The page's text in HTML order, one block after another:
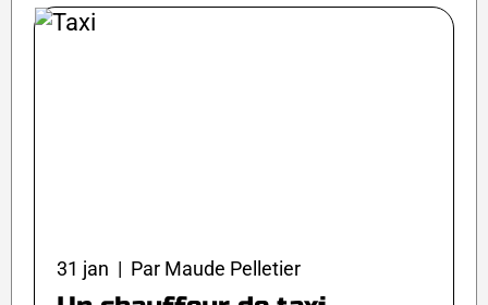
31 jan | Par Maude Pelletier